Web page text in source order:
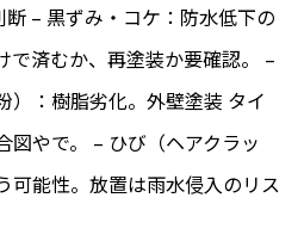
– 黒ずみ・コケ：防水低下の
で済むか、再塗装か要確認。 –
）：樹脂劣化。外壁塗装 タイ
図やで。 – ひび（ヘアクラッ
可能性。放置は雨水侵入のリス